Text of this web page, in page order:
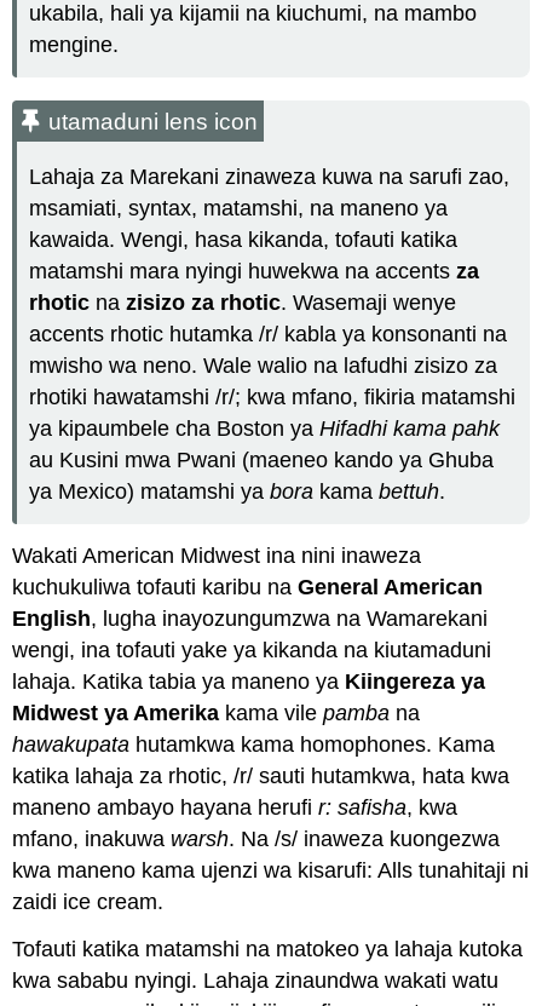
ukabila, hali ya kijamii na kiuchumi, na mambo
mengine.
utamaduni lens icon
Lahaja za Marekani zinaweza kuwa na sarufi zao,
msamiati, syntax, matamshi, na maneno ya
kawaida. Wengi, hasa kikanda, tofauti katika
matamshi mara nyingi huwekwa na accentsza
rhotic nazisizo za rhotic. Wasemaji wenye
accents rhotic hutamka /r/ kabla ya konsonanti na
mwisho wa neno. Wale walio na lafudhi zisizo za
rhotiki hawatamshi /r/; kwa mfano, fikiria matamshi
ya kipaumbele cha Boston yaHifadhi kama pahk
au Kusini mwa Pwani (maeneo kando ya Ghuba
ya Mexico) matamshi yabora kamabettuh.
Wakati American Midwest ina nini inaweza
kuchukuliwa tofauti karibu naGeneral American
English, lugha inayozungumzwa na Wamarekani
wengi, ina tofauti yake ya kikanda na kiutamaduni
lahaja. Katika tabia ya maneno ya Kiingereza ya
Midwest ya Amerika kama vilepamba na
hawakupata hutamkwa kama homophones. Kama
katika lahaja za rhotic, /r/ sauti hutamkwa, hata kwa
maneno ambayo hayana herufir: safisha, kwa
mfano, inakuwa warsh. Na /s/ inaweza kuongezwa
kwa maneno kama ujenzi wa kisarufi: Alls tunahitaji ni
zaidi ice cream.
Tofauti katika matamshi na matokeo ya lahaja kutoka
kwa sababu nyingi. Lahaja zinaundwa wakati watu